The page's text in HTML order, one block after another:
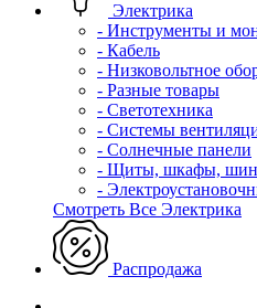
Электрика
- Инструменты и
- Кабель
- Низковольтное
- Разные товары
- Светотехника
- Системы
- Солнечные панели
- Щиты, шкафы,
-
Смотреть Все Электрика
Распродажа